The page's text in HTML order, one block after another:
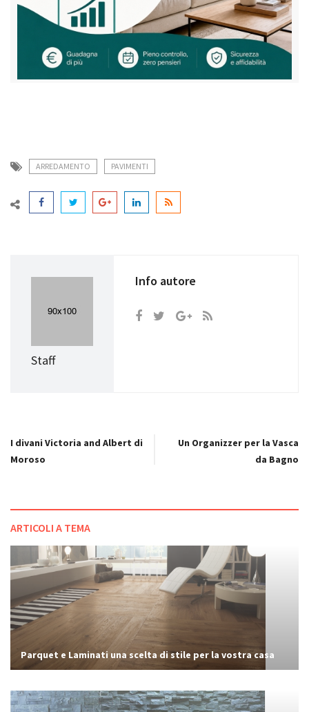
ARREDAMENTO PAVIMENTI
Staff
Info autore
I divani Victoria and Albert di
Moroso
Un Organizzer per la Vasca
da Bagno
ARTICOLI A TEMA
Parquet e Laminati una scelta di stile per la vostra casa